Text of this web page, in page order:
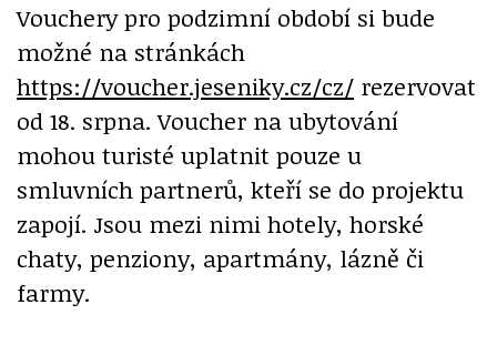
Vouchery pro podzimní období si bude
možné na stránkách
https://voucher.jeseniky.cz/cz/ rezervovat
od 18. srpna. Voucher na ubytování
mohou turisté uplatnit pouze u
smluvních partnerů, kteří se do projektu
zapojí. Jsou mezi nimi hotely, horské
chaty, penziony, apartmány, lázně či
farmy.